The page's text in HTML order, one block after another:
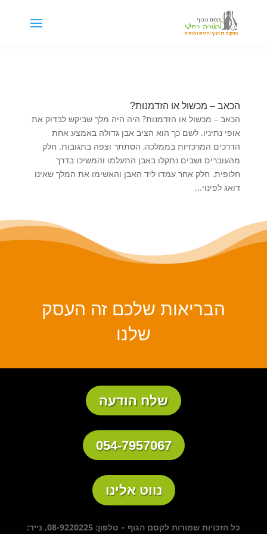
דילוג לתוכן
הכאב – מכשול או הזדמנות?
הכאב – מכשול או הזדמנות? היה היה מלך שביקש לבדוק את
אופי נתיניו. לשם כך הוא הציב אבן גדולה באמצע אחת
הדרכים המרכזיות בממלכה, הסתתר וצפה בתגובות. חלק
מהעוברים ושבים נתקלו באבן התעלמו והמשיכו בדרך
חלופית. חלק אחר עמדו ליד האבן והאשימו את המלך שאינו
דואג לפינוי...
הבריאות שלכם זה העסק
שלנו
שלח הודעה
054-7957067
נווט אלינו
כל הזכויות שמורות לקסם הגוף – טלפון: 08-9220225, נייד: